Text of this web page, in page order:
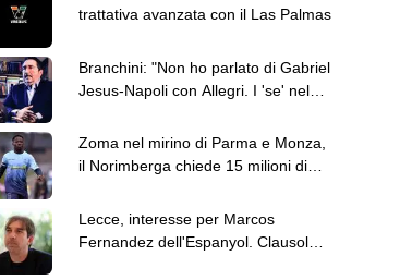
trattativa avanzata con il Las Palmas
Branchini: "Non ho parlato di Gabriel
Jesus-Napoli con Allegri. I 'se' nel
Zoma nel mirino di Parma e Monza,
il Norimberga chiede 15 milioni di
Lecce, interesse per Marcos
Fernandez dell'Espanyol. Clausola